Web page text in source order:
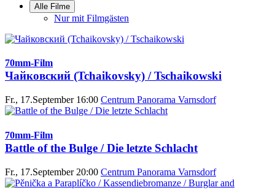
Alle Filme
Nur mit Filmgästen
70mm-Film
Чайковский (Tchaikovsky) / Tschaikowski
Fr., 17.September 16:00 Centrum Panorama Varnsdorf
70mm-Film
Battle of the Bulge / Die letzte Schlacht
Fr., 17.September 20:00 Centrum Panorama Varnsdorf